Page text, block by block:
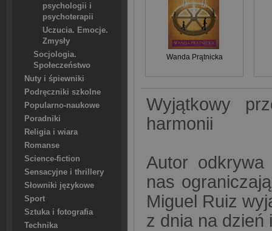
psychologii i
psychoterapii
Uczucia. Emocje.
Zmysły
Socjologia.
Społeczeństwo
Nuty i śpiewniki
Podręczniki szkolne
Popularno-naukowe
Poradniki
Religia i wiara
Romanse
Science-fiction
Sensacyjne i thrillery
Słowniki językowe
Sport
Sztuka i fotografia
Technika
Wanda Prątnicka
Wyjątkowy
harmonii
Autor odkrywa
nas
Miguel Ruiz
z dnia na